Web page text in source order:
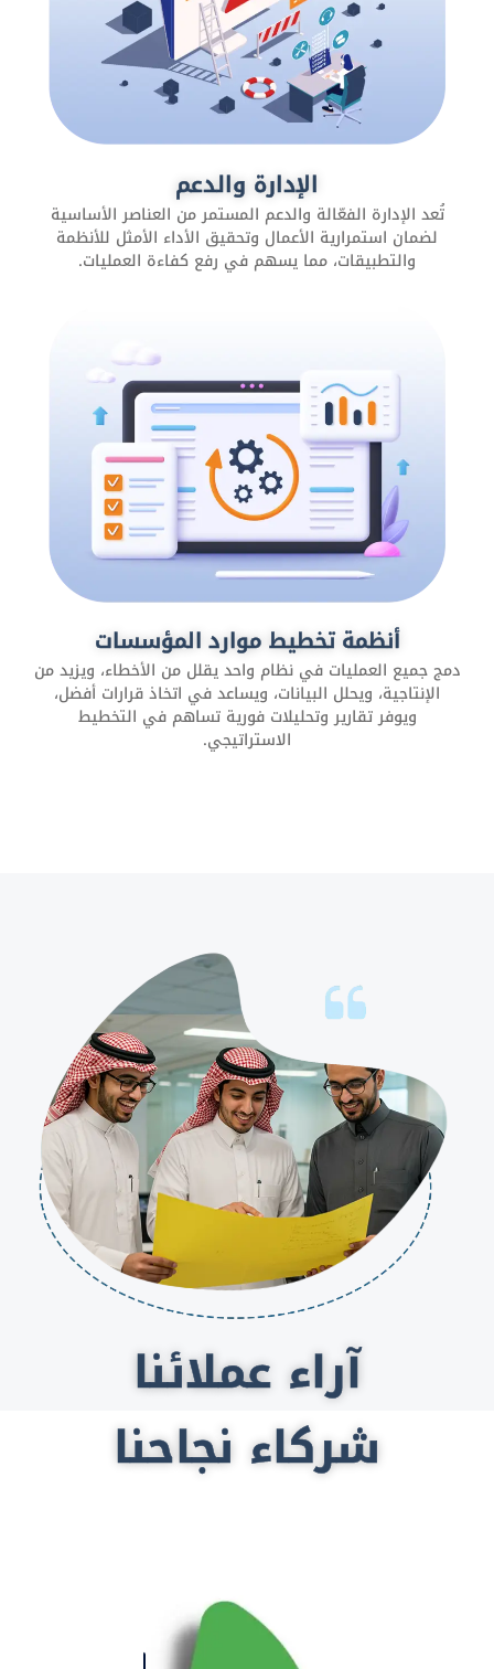
الإدارة والدعم
تُعد الإدارة الفعّالة والدعم المستمر من العناصر الأساسية
لضمان استمرارية الأعمال وتحقيق الأداء الأمثل للأنظمة
والتطبيقات، مما يسهم في رفع كفاءة العمليات.
أنظمة تخطيط موارد المؤسسات
دمج جميع العمليات في نظام واحد يقلل من الأخطاء، ويزيد من
الإنتاجية، ويحلل البيانات، ويساعد في اتخاذ قرارات أفضل،
ويوفر تقارير وتحليلات فورية تساهم في التخطيط
الاستراتيجي.
التسويق عبر وسائل التواصل الاجتماعي
هو استخدام منصات التواصل الاجتماعي مثل فيسبوك،
الوعي بالعلامة التجارية، وتعزيز المبيعات.
التطبيقات والمواقع الإلكترونية
هي صفحات ويب تتيح للأفراد والشركات تقديم المحتوى
والخدمات أو التفاعل مع المستخدمين عبر الإنترنت. تتنوع هذه
المواقع بين مواقع التواصل الاجتماعي ومواقع التجارة
الإلكترونية.
آراء عملائنا
شركاء نجاحنا